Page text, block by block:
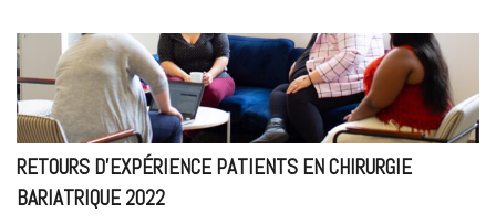
Irène,
dialysée
depuis
50
ans »
RETOURS D’EXPÉRIENCE PATIENTS EN CHIRURGIE
BARIATRIQUE 2022